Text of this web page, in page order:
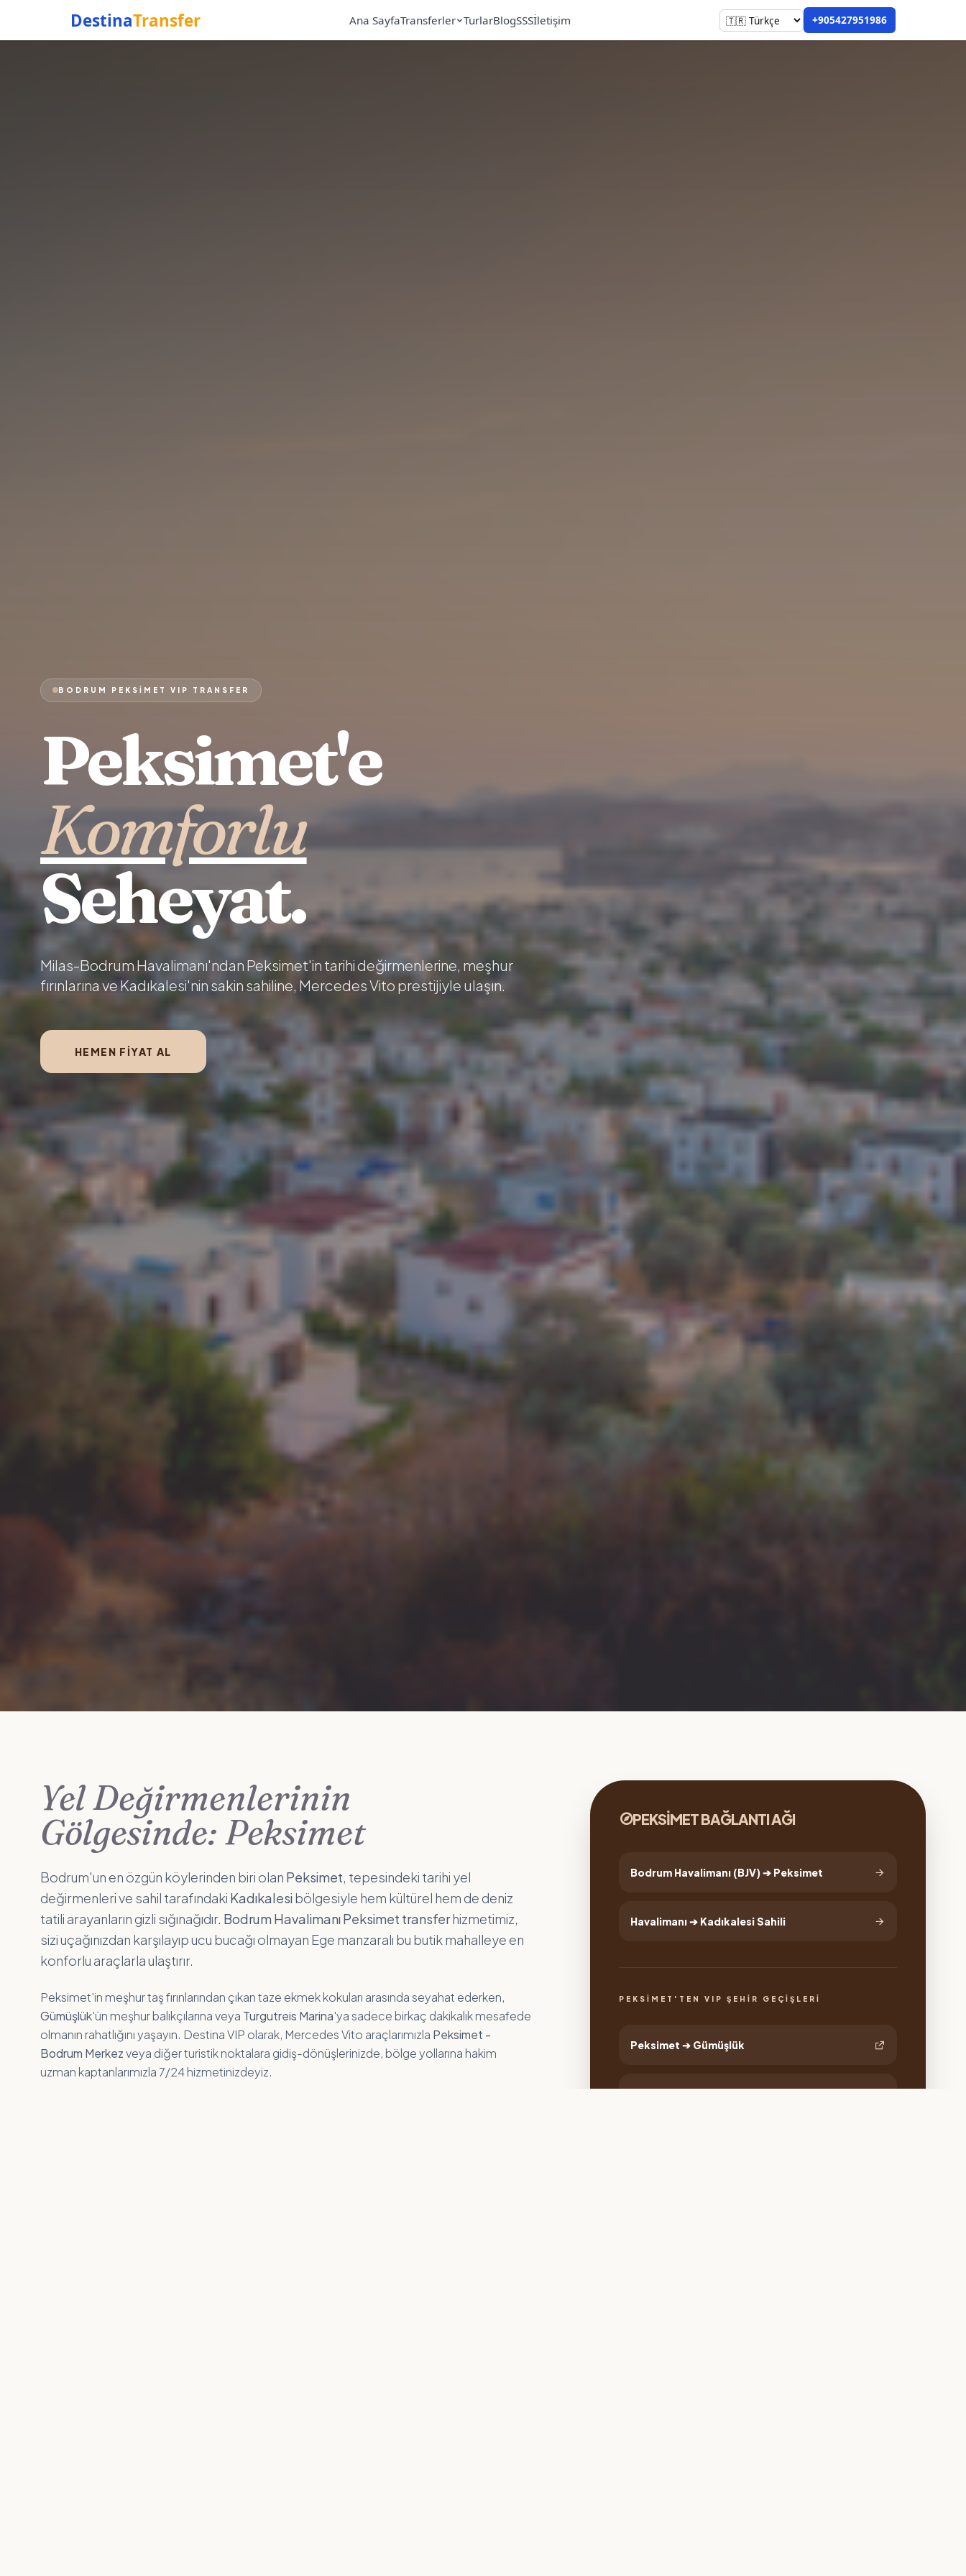
DestinaTransfer Ana SayfaTransferler TurlarBlogSSSİletişim +905427951986
BODRUM PEKSIMET VIP TRANSFER
Peksimet'e
Komforlu
Seheyat.
Milas-Bodrum Havalimanı'ndan Peksimet'in tarihi değirmenlerine, meşhur
fırınlarına ve Kadıkalesi'nin sakin sahiline, Mercedes Vito prestijiyle ulaşın.
HEMEN FIYAT AL
Yel Değirmenlerinin
Gölgesinde: Peksimet
Bodrum'un en özgün köylerinden biri olan Peksimet, tepesindeki tarihi yel
değirmenleri ve sahil tarafındaki Kadıkalesi bölgesiyle hem kültürel hem de deniz
tatili arayanların gizli sığınağıdır. Bodrum Havalimanı Peksimet transferhizmetimiz,
sizi uçağınızdan karşılayıp ucu bucağı olmayan Ege manzaralı bu butik mahalleye en
konforlu araçlarla ulaştırır.
Peksimet'in meşhur taş fırınlarından çıkan taze ekmek kokuları arasında seyahat ederken,
Gümüşlük'ün meşhur balıkçılarına veya Turgutreis Marina'ya sadece birkaç dakikalık mesafede
olmanın rahatlığını yaşayın. Destina VIP olarak, Mercedes Vito araçlarımızla Peksimet -
Bodrum Merkezveya diğer turistik noktalara gidiş-dönüşlerinizde, bölge yollarına hakim
uzman kaptanlarımızla 7/24 hizmetinizdeyiz.
PEKSIMET BAĞLANTI AĞI
Bodrum Havalimanı (BJV) ➔ Peksimet
Havalimanı ➔ Kadıkalesi Sahili
PEKSIMET'TEN VIP ŞEHIR GEÇIŞLERI
Peksimet ➔ Gümüşlük